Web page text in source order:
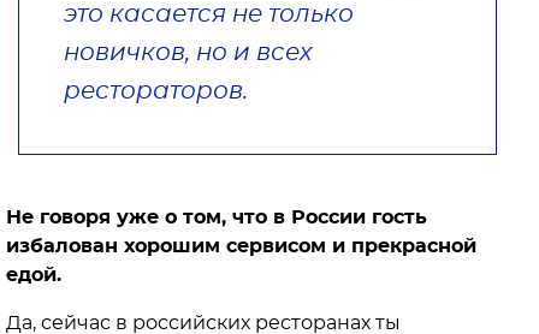
это касается не только
новичков, но и всех
рестораторов.
Не говоря уже о том, что в России гость
избалован хорошим сервисом и прекрасной
едой.
Да, сейчас в российских ресторанах ты